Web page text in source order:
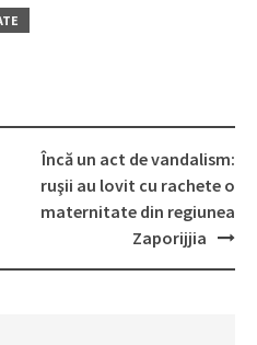
Încă un act de vandalism:
ruşii au lovit cu rachete o
maternitate din regiunea
Zaporijjia